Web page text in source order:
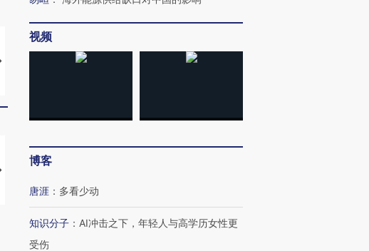
视线｜“入侵”还是“人道危
湖北宜昌局部短时降雨
【推广】走进第四届链博
会，让数智科技“链”接产
视频
博客
唐涯 ： 多看少动
知识分子 ： AI冲击之下，年轻人与高学历女性更
受伤